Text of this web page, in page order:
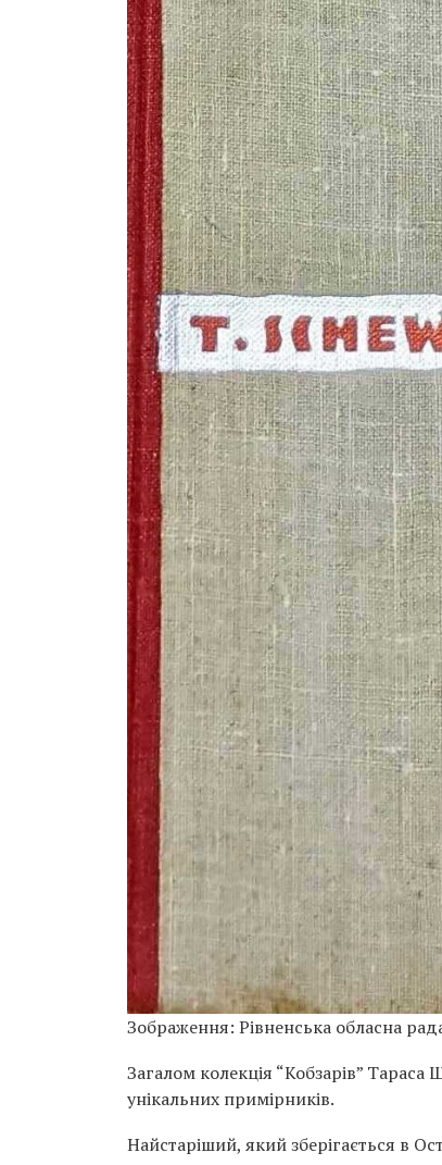
Зображення: Рівненська обласна
Загалом колекція “Кобзарів”
унікальних примірників.
Найстаріший, який зберігається в